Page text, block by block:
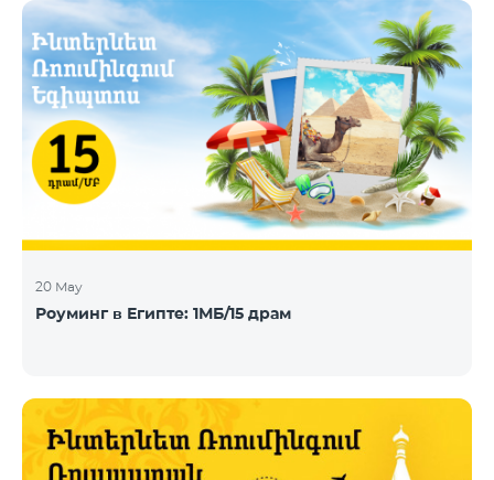
заключении нового контракта с Telecom Armenia,
поставщиком услуг IPTV и OTT под брендом
Beeline, который запускает обновленный пакет
телевизионных услуг на рынке Армении.
Компания Telecom Armenia приняла решение
модернизировать существующую систему. Нам
требовалась производительная, масштабируемая
инфраструктура для пр
20 May
Роуминг в Египте: 1МБ/15 драм